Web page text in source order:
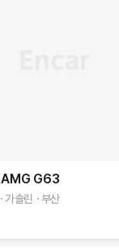
AMG G63
가솔린 부산